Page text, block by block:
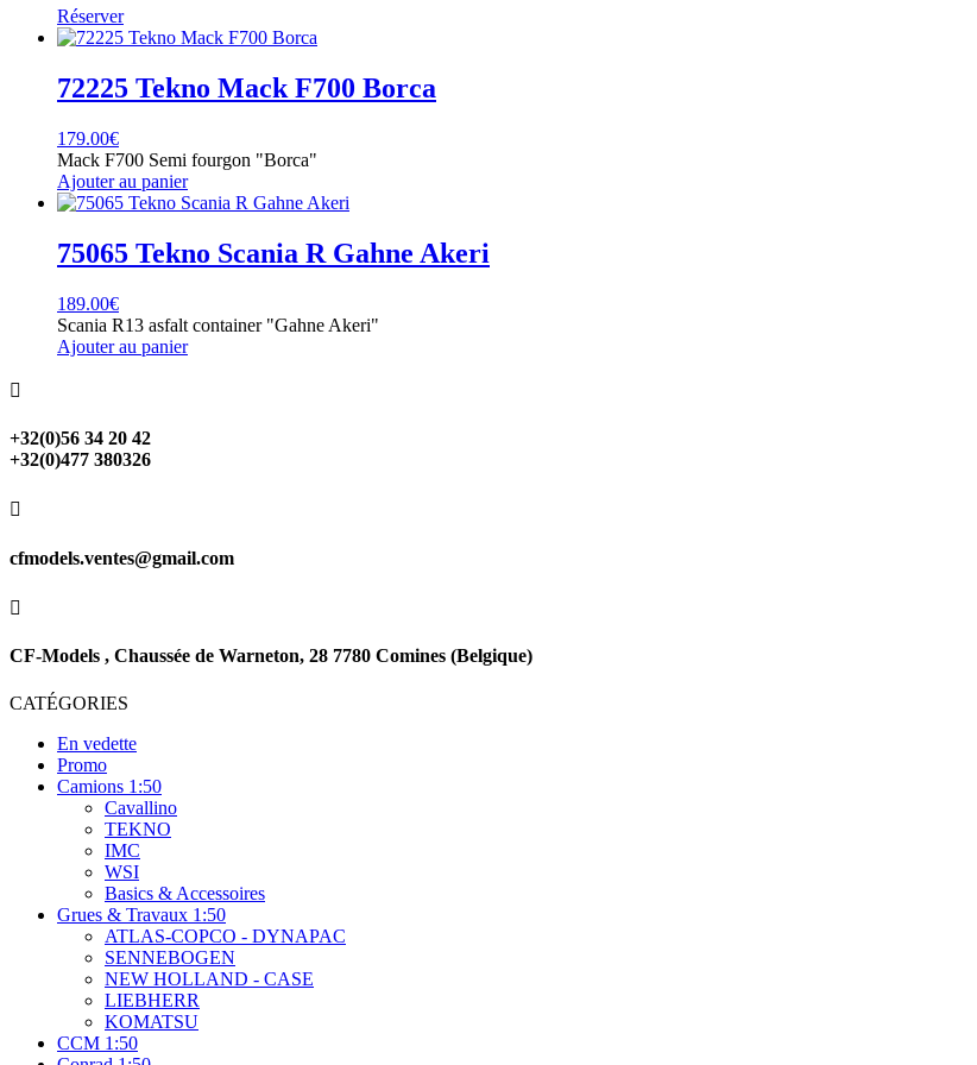
Réserver
72225 Tekno Mack F700 Borca
179.00€
Mack F700 Semi fourgon "Borca"
Ajouter au panier
75065 Tekno Scania R Gahne Akeri
189.00€
Scania R13 asfalt container "Gahne Akeri"
Ajouter au panier

+32(0)56 34 20 42
+32(0)477 380326

cfmodels.ventes@gmail.com

CF-Models , Chaussée de Warneton, 28 7780 Comines (Belgique)
CATÉGORIES
En vedette
Promo
Camions 1:50
Cavallino
TEKNO
IMC
WSI
Basics & Accessoires
Grues & Travaux 1:50
ATLAS-COPCO - DYNAPAC
SENNEBOGEN
NEW HOLLAND - CASE
LIEBHERR
KOMATSU
CCM 1:50